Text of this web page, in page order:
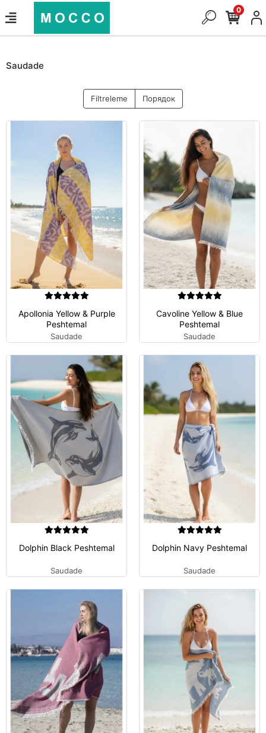
0
Saudade
Filtreleme Порядок
Apollonia Yellow & Purple
Peshtemal
Saudade
Cavoline Yellow & Blue
Peshtemal
Saudade
Dolphin Black Peshtemal
Saudade
Dolphin Navy Peshtemal
Saudade